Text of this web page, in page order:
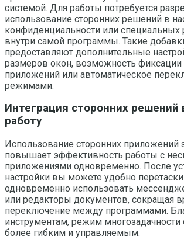
системой. Для работы потребуется
использование сторонних решений в
конфиденциальности или специальных
внутри самой программы. Такие
предоставляют дополнительные
размеров окон, возможность
приложений или автоматическое
режимами.
Интеграция сторонних решений
работу
Использование сторонних приложений
повышает эффективность работы с
приложениями одновременно. После
настройки вы можете удобно
одновременно использовать
или редакторы документов, сокращая
переключение между программами.
инструментам, режим многозадачности
более гибким и управляемым.